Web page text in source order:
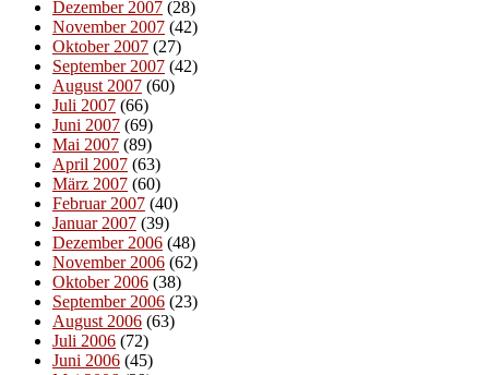
Dezember 2007 (28)
November 2007 (42)
Oktober 2007 (27)
September 2007 (42)
August 2007 (60)
Juli 2007 (66)
Juni 2007 (69)
Mai 2007 (89)
April 2007 (63)
März 2007 (60)
Februar 2007 (40)
Januar 2007 (39)
Dezember 2006 (48)
November 2006 (62)
Oktober 2006 (38)
September 2006 (23)
August 2006 (63)
Juli 2006 (72)
Juni 2006 (45)